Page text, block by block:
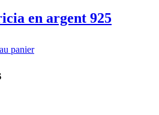
en argent 925
panier